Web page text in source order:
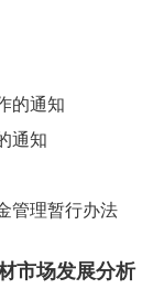
的通知
通知
管理暂行办法
市场发展分析